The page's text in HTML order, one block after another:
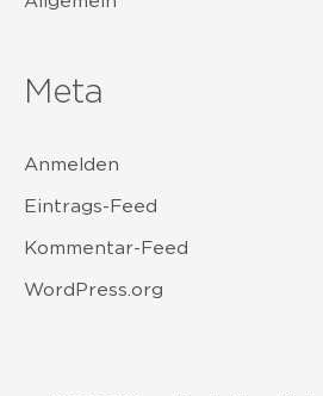
Meta
Anmelden
Eintrags-Feed
Kommentar-Feed
WordPress.org